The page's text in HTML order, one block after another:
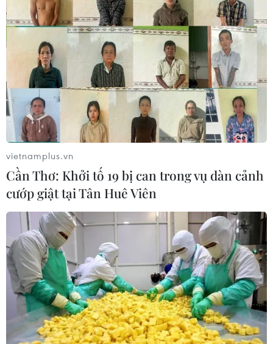
VN-Index mất hơn 13 điểm, nhà đầu
tư vẫn thận trọng trước áp lực bán
24/07/2026 09:35
Chứng khoán Âu-Mỹ chao đảo trước
cú sốc kép
24/07/2026 00:42
Xem thêm
CƠ QUAN CHỦ QUẢN: THÔNG TẤN XÃ VIỆT NAM
Tổng Biên tập: TRẦN TIẾN DUẨN
vietnamplus.vn
Cần Thơ: Khởi tố 19 bị can trong vụ dàn cảnh
cướp giật tại Tân Huê Viên